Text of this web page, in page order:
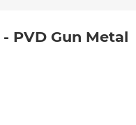
- PVD Gun Metal